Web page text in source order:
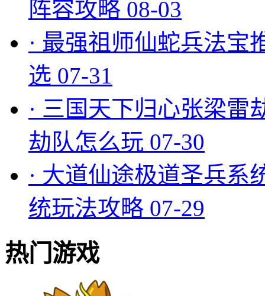
阵容攻略 08-03
· 最强祖师仙蛇兵法宝
选 07-31
· 三国天下归心张梁雷
劫队怎么玩 07-30
· 大道仙途极道圣兵系
统玩法攻略 07-29
热门游戏